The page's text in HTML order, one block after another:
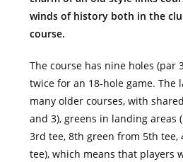
winds of history both in the
course.
The course has nine holes (par
twice for an 18-hole game. The
many older courses, with
and 3), greens in landing areas
3rd tee, 8th green from 5th
tee), which means that players